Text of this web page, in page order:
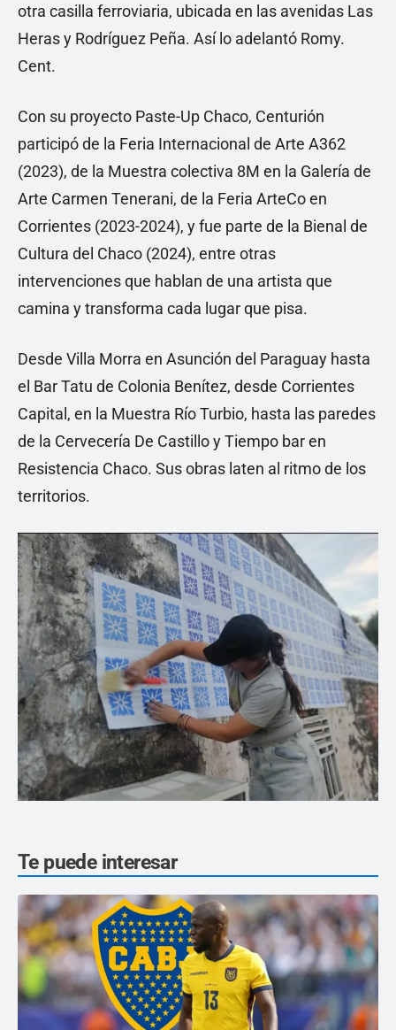
otra casilla ferroviaria, ubicada en las avenidas Las
Heras y Rodríguez Peña. Así lo adelantó Romy.
Cent.
Con su proyecto Paste-Up Chaco, Centurión
participó de la Feria Internacional de Arte A362
(2023), de la Muestra colectiva 8M en la Galería de
Arte Carmen Tenerani, de la Feria ArteCo en
Corrientes (2023-2024), y fue parte de la Bienal de
Cultura del Chaco (2024), entre otras
intervenciones que hablan de una artista que
camina y transforma cada lugar que pisa.
Desde Villa Morra en Asunción del Paraguay hasta
el Bar Tatu de Colonia Benítez, desde Corrientes
Capital, en la Muestra Río Turbio, hasta las paredes
de la Cervecería De Castillo y Tiempo bar en
Resistencia Chaco. Sus obras laten al ritmo de los
territorios.
Te puede interesar